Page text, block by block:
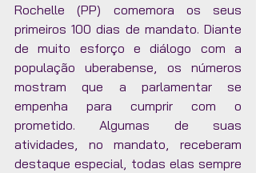
Rochelle (PP) comemora os seus
primeiros 100 dias de mandato. Diante
de muito esforço e diálogo com a
população uberabense, os números
mostram que a parlamentar se
empenha para cumprir com o
prometido. Algumas de suas
atividades, no mandato, receberam
destaque especial, todas elas sempre